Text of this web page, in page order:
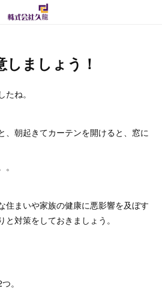
ましょう！
ね。
、朝起きてカーテンを開けると、窓に
住まいや家族の健康に悪影響を及ぼす
対策をしておきましょう。
。